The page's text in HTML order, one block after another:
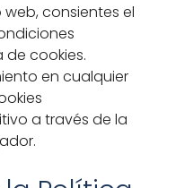
consientes el
cookies.
en cualquier
a través de la